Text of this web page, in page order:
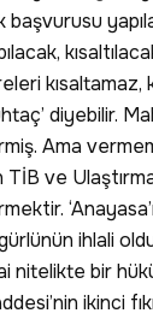
başvurusu
kısaltamaz,
diyebilir.
Ama
TİB ve
ihlali
nitelikte bir
ikinci